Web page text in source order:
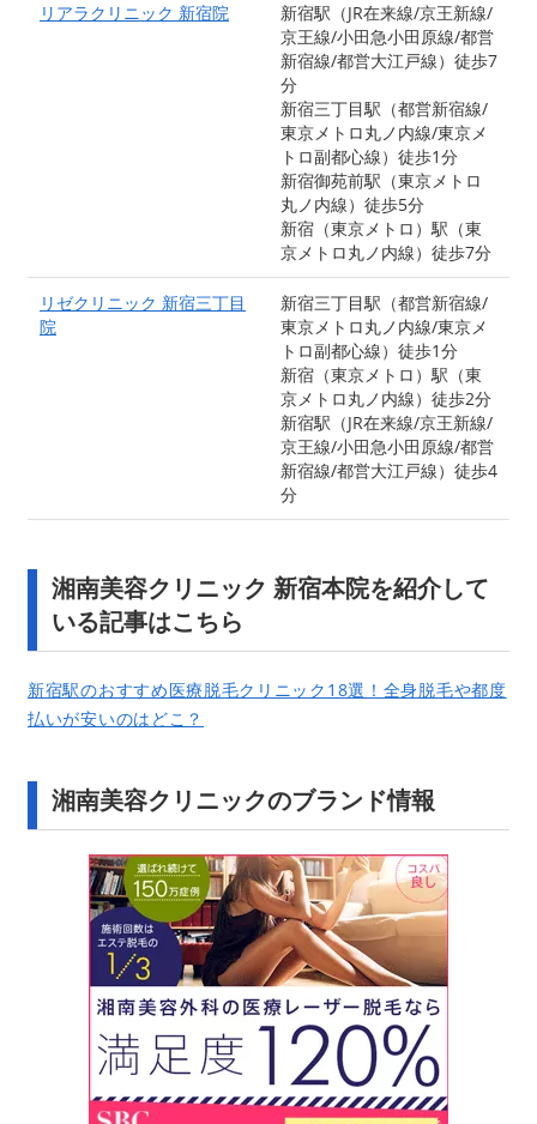
リアラクリニック 新宿院
新宿駅（JR在来線/京王新線/
京王線/小田急小田原線/都営
新宿線/都営大江戸線）徒歩7
分
新宿三丁目駅（都営新宿線/
東京メトロ丸ノ内線/東京メ
トロ副都心線）徒歩1分
新宿御苑前駅（東京メトロ
丸ノ内線）徒歩5分
新宿（東京メトロ）駅（東
京メトロ丸ノ内線）徒歩7分
リゼクリニック 新宿三丁目
院
新宿三丁目駅（都営新宿線/
東京メトロ丸ノ内線/東京メ
トロ副都心線）徒歩1分
新宿（東京メトロ）駅（東
京メトロ丸ノ内線）徒歩2分
新宿駅（JR在来線/京王新線/
京王線/小田急小田原線/都営
新宿線/都営大江戸線）徒歩4
分
湘南美容クリニック 新宿本院を紹介して
いる記事はこちら
新宿駅のおすすめ医療脱毛クリニック18選！全身脱毛や都度
払いが安いのはどこ？
湘南美容クリニックのブランド情報